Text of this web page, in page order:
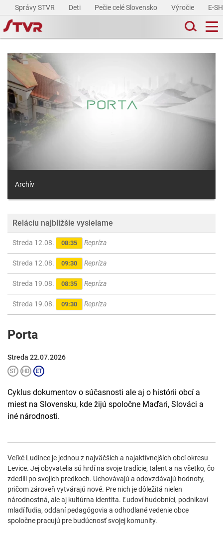
Správy STVR Deti Pečie celé Slovensko Výročie E-
Archív
Reláciu najbližšie vysielame
Streda 12.08. 08:35 Repríza
Streda 12.08. 09:30 Repríza
Streda 19.08. 08:35 Repríza
Streda 19.08. 09:30 Repríza
Porta
Streda 22.07.2026
Cyklus dokumentov o súčasnosti ale aj o histórii obcí a
miest na Slovensku, kde žijú spoločne Maďari, Slováci a
iné národnosti.
Veľké Ludince je jednou z najväčších a najaktívnejších obcí okresu
Levice. Jej obyvatelia sú hrdí na svoje tradície, talent a na všetko, čo
zdedili po svojich predkoch. Uchovávajú a odovzdávajú hodnoty,
pričom zároveň vytvárajú nové. Pre nich je dôležitá nielen
národnostná, ale aj kultúrna identita. Ľudoví hudobníci, podnikaví
mladí ľudia, oddaní pedagógovia a odhodlané vedenie obce
spoločne pracujú pre budúcnosť svojej komunity.